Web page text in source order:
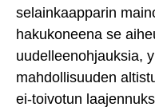
selainkaapparin
hakukoneena se
uudelleenohjauksia,
mahdollisuuden
ei-toivotun